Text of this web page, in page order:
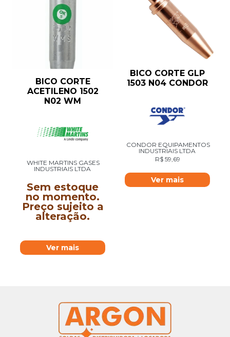
BICO CORTE
ACETILENO 1502
N02 WM
WHITE MARTINS GASES
INDUSTRIAIS LTDA
Sem estoque
no momento.
Preço sujeito a
alteração.
Ver mais
BICO CORTE GLP
1503 N04 CONDOR
CONDOR EQUIPAMENTOS
INDUSTRIAIS LTDA
R$59,69
Ver mais